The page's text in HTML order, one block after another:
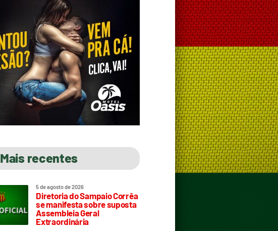
Mais recentes
5 de agosto de 2026
Diretoria do Sampaio Corrêa
se manifesta sobre suposta
Assembleia Geral
Extraordinária